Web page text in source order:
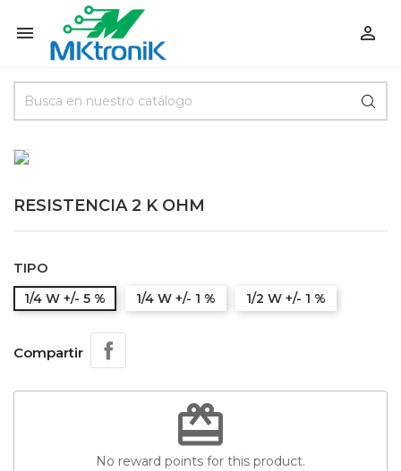
 
RESISTENCIA 2 K OHM
TIPO
1/4 W +/- 5 % 1/4 W +/- 1 % 1/2 W +/- 1 %
Compartir
redeem
No reward points for this product.